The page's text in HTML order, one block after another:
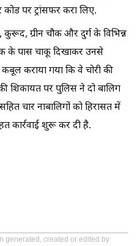
पर ट्रांसफर करा लिए.
ग्रीन चौक और दुर्ग के विभिन्न
के पास चाकू दिखाकर उनसे
कराया गया कि वे चोरी की
शिकायत पर पुलिस ने दो बालिग
चार नाबालिगों को हिरासत में
कार्रवाई शुरू कर दी है.
generated, created or edited by